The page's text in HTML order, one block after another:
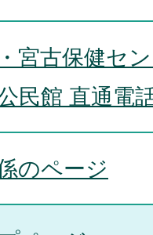
宮古保健セ
民館 直通電
のページ